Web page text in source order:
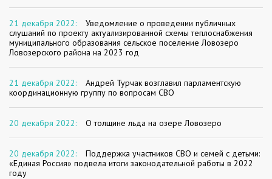
21 декабря 2022:
Уведомление о проведении публичных
слушаний по проекту актуализированной схемы теплоснабжения
муниципального образования сельское поселение Ловозеро
Ловозерского района на 2023 год
21 декабря 2022:
Андрей Турчак возглавил парламентскую
координационную группу по вопросам СВО
20 декабря 2022: О толщине льда на озере Ловозеро
20 декабря 2022:
Поддержка участников СВО и семей с детьми:
«Единая Россия» подвела итоги законодательной работы в 2022
году